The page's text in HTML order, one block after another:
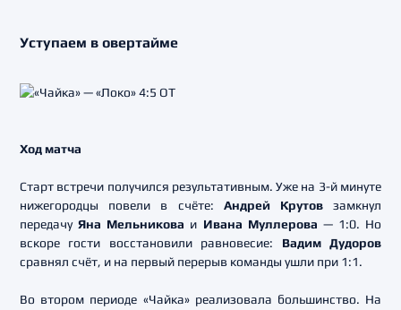
Уступаем в овертайме
Ход матча
Старт встречи получился результативным. Уже на 3-й минуте
нижегородцы повели в счёте: Андрей Крутовзамкнул
передачуЯна Мельникова и Ивана Муллерова — 1:0. Но
вскоре гости восстановили равновесие: Вадим Дудоров
сравнял счёт, и на первый перерыв команды ушли при 1:1.
Во втором периоде «Чайка» реализовала большинство. На